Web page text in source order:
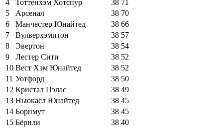
4
Тоттенхэм Хотспур 38 71
5
Арсенал 38 70
6
Манчестер Юнайтед 38 66
7
Вулверхэмптон 38 57
8
Эвертон 38 54
9
Лестер Сити 38 52
10 Вест Хэм Юнайтед 38 52
11 Уотфорд 38 50
12 Кристал Пэлас 38 49
13 Ньюкасл Юнайтед 38 45
14 Борнмут 38 45
15 Бёрнли 38 40